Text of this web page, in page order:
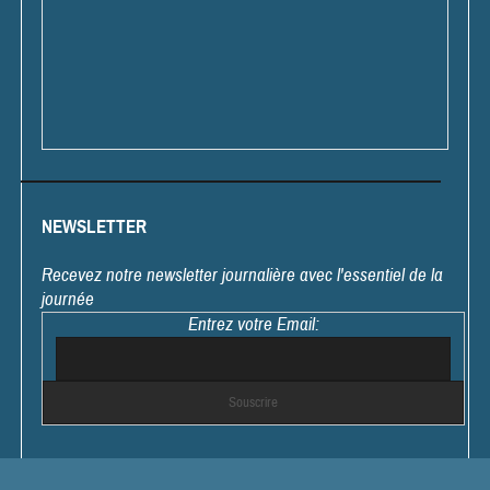
NEWSLETTER
Recevez notre newsletter journalière avec l'essentiel de la
journée
Entrez votre Email: